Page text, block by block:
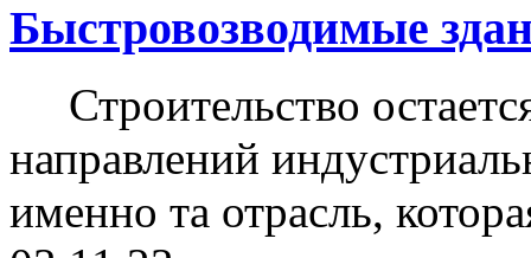
Быстровозводимые
Строительство
направлений
именно та отрасль,